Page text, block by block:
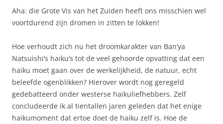
Aha: die Grote Vis van het Zuiden heeft ons misschien wel
voortdurend zijn dromen in zitten te lokken!
Hoe verhoudt zich nu het droomkarakter van Ban’ya
Natsuishi’s haiku’s tot de veel gehoorde opvatting dat een
haiku moet gaan over de werkelijkheid, de natuur, echt
beleefde ogenblikken? Hierover wordt nog geregeld
gedebatteerd onder westerse haikuliefhebbers. Zelf
concludeerde ik al tientallen jaren geleden dat het enige
haikumoment dat ertoe doet de haiku zelf is. Hoe de